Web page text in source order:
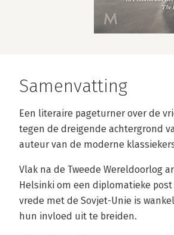
Samenvatting
Een literaire pageturner over de
tegen de dreigende achtergrond
auteur van de moderne
Vlak na de Tweede Wereldoorlog
Helsinki om een diplomatieke
vrede met de Sovjet-Unie is
hun invloed uit te breiden.